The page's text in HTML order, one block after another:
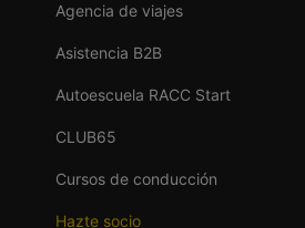
Agencia de viajes
Asistencia B2B
Autoescuela RACC Start
CLUB65
Cursos de conducción
Hazte socio